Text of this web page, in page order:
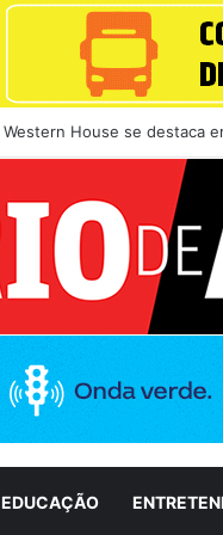
Equatorial Goiás reforça
EDUCAÇÃO